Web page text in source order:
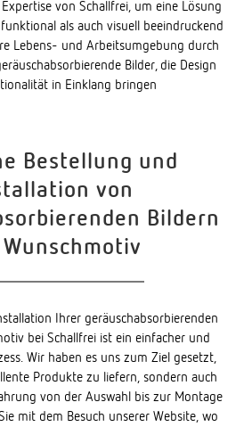
von Schallfrei, um eine Lösung
als auch visuell beeindruckend
Lebens- und Arbeitsumgebung durch
Bilder, die Design
in Einklang bringen
Bestellung und
von
Bildern
Ihrer geräuschabsorbierenden
bei Schallfrei ist ein einfacher und
Wir haben es uns zum Ziel gesetzt,
Produkte zu liefern, sondern auch
von der Auswahl bis zur Montage
mit dem Besuch unserer Website, wo